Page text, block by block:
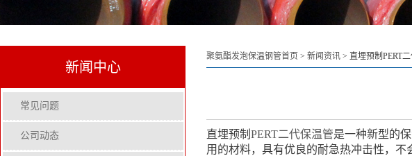
新闻中心
常见问题
公司动态
聚氨酯发泡保温钢管首页 > 新闻资讯 > 直埋预制PERT
直埋预制PERT二代保温管是一种新型的
用的材料，具有优良的耐急热冲击性，